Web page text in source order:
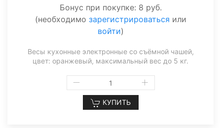
Бонус при покупке: 8 руб.
(необходимо зарегистрироваться или
войти)
Весы кухонные электронные со съёмной чашей,
цвет: оранжевый, максимальный вес до 5 кг.
КУПИТЬ